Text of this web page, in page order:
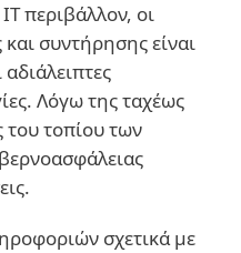
περιβάλλον, οι
συντήρησης είναι
Λόγω της ταχέως
του τοπίου των
σχετικά με